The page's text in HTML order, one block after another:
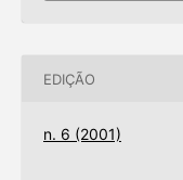
EDIÇÃO
n. 6 (2001)